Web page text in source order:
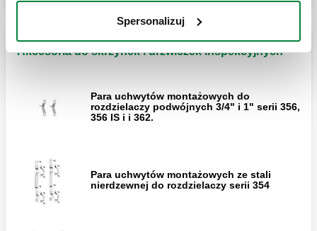
Spersonalizuj
Drzwiczki inspekcyjne z ramą.
Akcesoria do skrzynek i drzwiczek inspekcyjnych
Para uchwytów montażowych do
rozdzielaczy podwójnych 3/4" i 1" serii 356,
356 IS i i 362.
Para uchwytów montażowych ze stali
nierdzewnej do rozdzielaczy serii 354